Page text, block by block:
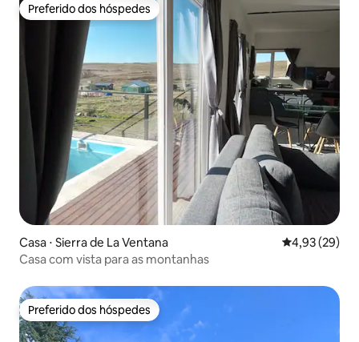
Preferido dos hóspedes
Preferido dos hóspedes
Casa ⋅ Sierra de La Ventana 4,93 de uma
4,93 (29)
Casa com vista para as montanhas
Preferido dos hóspedes
Preferido dos hóspedes